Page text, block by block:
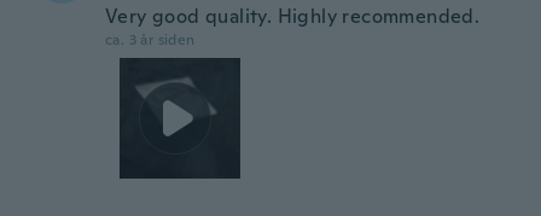
Very good quality. Highly recommended.
ca. 3 år siden